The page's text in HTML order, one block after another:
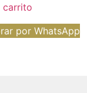
carrito
por WhatsApp